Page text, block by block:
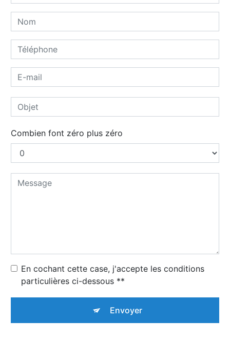
Combien font zéro plus zéro
En cochant cette case, j'accepte les conditions
particulières ci-dessous **
Envoyer